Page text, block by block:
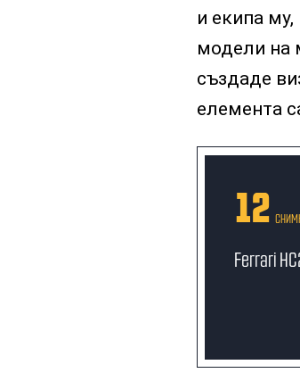
и екипа
модели на
създаде
елемента
12
Ferrari